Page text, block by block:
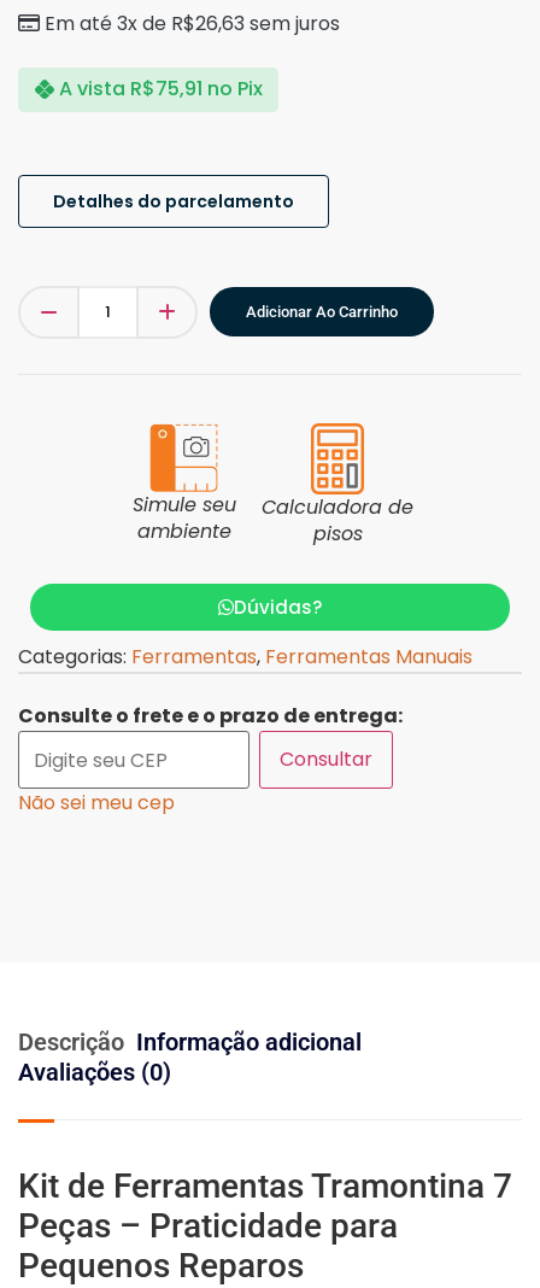
Em até 3x de R$26,63 sem juros
A vista R$75,91 no Pix
Detalhes do parcelamento
Adicionar Ao Carrinho
Simule seu
ambiente
Calculadora de
pisos
Dúvidas?
Categorias: Ferramentas, Ferramentas Manuais
Consulte o frete e o prazo de entrega:
Consultar
Não sei meu cep
Descrição Informação adicional
Avaliações (0)
Kit de Ferramentas Tramontina 7
Peças – Praticidade para
Pequenos Reparos